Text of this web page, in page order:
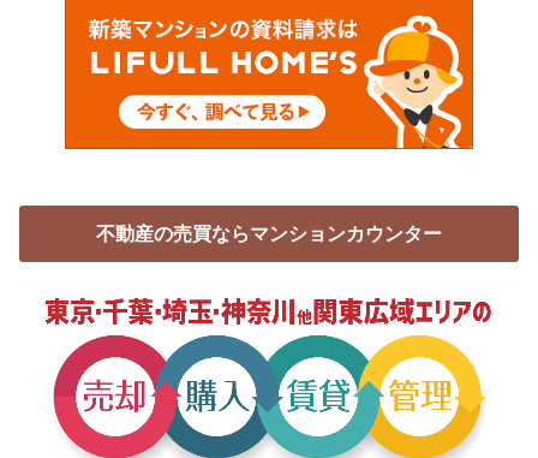
不動産の売買ならマンションカウンター